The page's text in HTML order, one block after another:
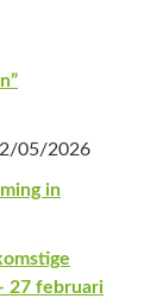
05/2026
in
27 februari